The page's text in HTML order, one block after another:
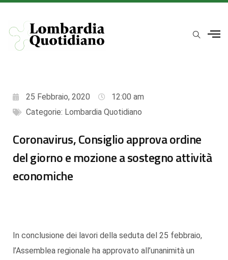
25 Febbraio, 2020
12:00 am
Categorie: Lombardia Quotidiano
Coronavirus, Consiglio approva ordine
del giorno e mozione a sostegno attività
economiche
In conclusione dei lavori della seduta del 25 febbraio,
l’Assemblea regionale ha approvato all’unanimità un